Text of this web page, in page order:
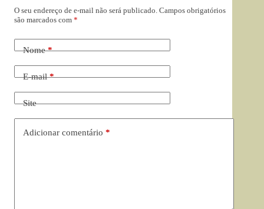
O seu endereço de e-mail não será publicado. Campos obrigatórios
são marcados com *
Nome*
E-mail*
Site
Adicionar comentário *